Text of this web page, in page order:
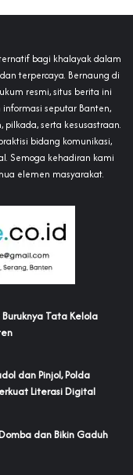
bagi khalayak dalam
terpercaya. Bernaung di
resmi, situs berita ini
seputar Banten,
serta kesusastraan.
bidang komunikasi,
Semoga kehadiran kami
elemen masyarakat.
Tata Kelola
dan Pinjol, Polda
Literasi Digital
dan Bikin Gaduh